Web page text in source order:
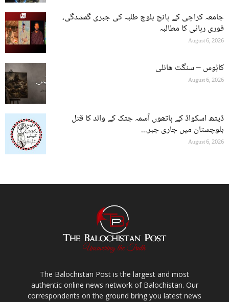
جامعہ کراچی کے پانچ بلوچ طلبہ کی جبری گمشدگی،
فوری رہائی کا مطالبہ
August 6, 2026
کابُوس – سنگت ھانلی
August 6, 2026
ڈیتھ اسکواڈ کے ہاتھوں آسمہ جتک کے والد کا قتل
بلوچستان میں جاری جبر...
August 6, 2026
The Balochistan Post is the largest and most
authentic online news network of Balochistan. Our
correspondents on the ground bring you latest news